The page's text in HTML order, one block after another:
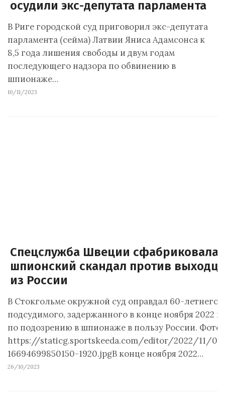
осудили экс-депутата парламента
В Риге городской суд приговорил экс-депутата
парламента (сейма) Латвии Яниса Адамсонса к
8,5 года лишения свободы и двум годам
последующего надзора по обвинению в
шпионаже…
10/11/2023
Спецслужба Швеции сфабриковала
шпионский скандал против
из России
В Стокгольме окружной суд оправдал 60-летнего
подсудимого, задержанного в конце ноября 2022
по подозрению в шпионаже в пользу России. Фото:
https://staticg.sportskeeda.com/editor/2022/11/
16694699850150-1920.jpgВ конце ноября 2022…
26/10/2023